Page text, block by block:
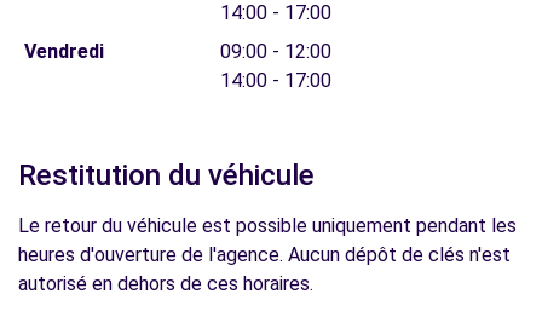
14:00 - 17:00
Vendredi
09:00 - 12:00
14:00 - 17:00
Restitution du véhicule
Le retour du véhicule est possible uniquement pendant les
heures d'ouverture de l'agence. Aucun dépôt de clés n'est
autorisé en dehors de ces horaires.